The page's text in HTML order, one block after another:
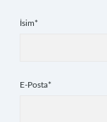
İsim*
E-Posta*